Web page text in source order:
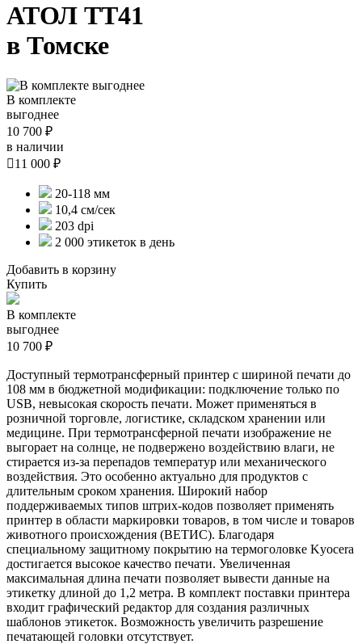
АТОЛ ТТ41
в Томске
В комплекте
выгоднее
10 700 ₽
в наличии
11 000 ₽
20-118 мм
10,4 см/сек
203 dpi
2 000 этикеток в день
Добавить в корзину
Купить
В комплекте
выгоднее
10 700 ₽
Доступный термотрансферный принтер с шириной печати до
108 мм в бюджетной модификации: подключение только по
USB, невысокая скорость печати. Может применяться в
розничной торговле, логистике, складском хранении или
медицине. При термотрансферной печати изображение не
выгорает на солнце, не подвержено воздействию влаги, не
стирается из-за перепадов температур или механического
воздействия. Это особенно актуально для продуктов с
длительным сроком хранения. Широкий набор
поддерживаемых типов штрих-кодов позволяет применять
принтер в области маркировки товаров, в том числе и товаров
животного происхождения (ВЕТИС). Благодаря
специальному защитному покрытию на термоголовке Kyocera
достигается высокое качество печати. Увеличенная
максимальная длина печати позволяет вывести данные на
этикетку длиной до 1,2 метра. В комплект поставки принтера
входит графический редактор для создания различных
шаблонов этикеток. Возможность увеличить разрешение
печатающей головки отсутствует.